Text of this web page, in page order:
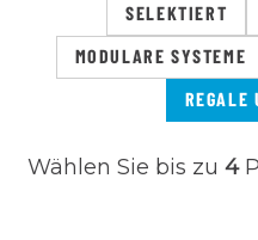
SELEKTIERT
MODULARE SYSTEME
REGALE
Wählen Sie bis zu 4